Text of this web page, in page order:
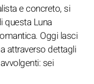
e concreto, si
questa Luna
Oggi lasci
attraverso dettagli
sei